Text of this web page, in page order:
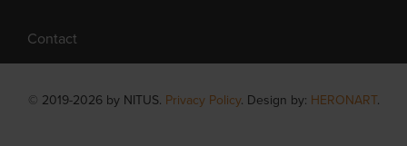
Contact
© 2019-2026 by NITUS. Privacy Policy. Design by: HERONART.